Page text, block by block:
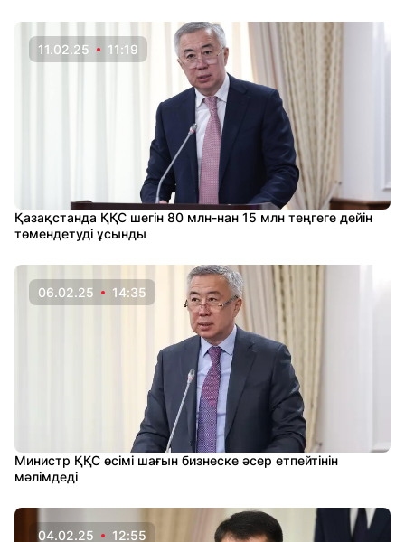
11.02.25 11:19
Қазақстанда ҚҚС шегін 80 млн-нан 15 млн теңгеге дейін
төмендетуді ұсынды
06.02.25 14:35
Министр ҚҚС өсімі шағын бизнеске әсер етпейтінін
мәлімдеді
04.02.25 12:55